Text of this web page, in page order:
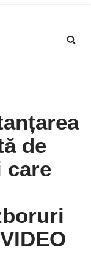
de
care